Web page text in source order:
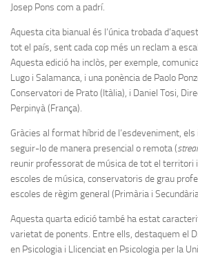
Josep Pons com a padrí.
Aquesta cita bianual és l’única trobada
tot el país, sent cada cop més un reclam a
Aquesta edició ha inclòs, per exemple,
Lugo i Salamanca, i una ponència de Paolo
Conservatori de Prato (Itàlia), i Daniel Tosi,
Perpinyà (França).
Gràcies al format híbrid de l’esdeveniment,
seguir-lo de manera presencial o remota (
reunir professorat de música de tot el territori
escoles de música, conservatoris de grau
escoles de règim general (Primària i
Aquesta quarta edició també ha estat
varietat de ponents. Entre ells, destaquem el
en Psicologia i Llicenciat en Psicologia per la